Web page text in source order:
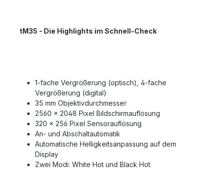
tM35 - Die Highlights im Schnell-Check
1-fache Vergrößerung (optisch), 4-fache
Vergrößerung (digital)
35 mm Objektivdurchmesser
2560 x 2048 Pixel Bildschirmauflösung
320 x 256 Pixel Sensorauflösung
An- und Abschaltautomatik
Automatische Helligkeitsanpassung auf dem
Display
Zwei Modi: White Hot und Black Hot